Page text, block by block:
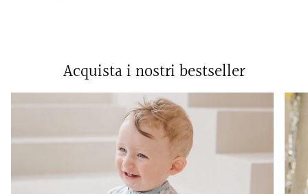
Acquista i nostri bestseller